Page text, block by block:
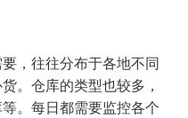
，往往分布于各地不同
。仓库的类型也较多，
。每日都需要监控各个